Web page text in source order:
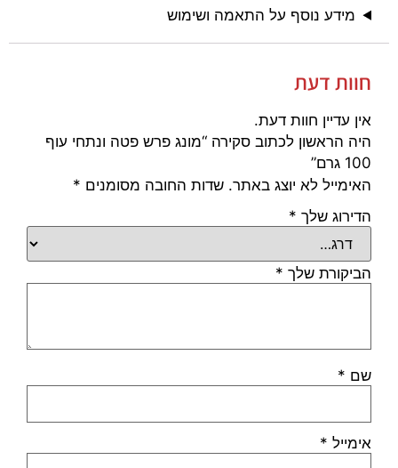
מידע נוסף על התאמה ושימוש
חוות דעת
אין עדיין חוות דעת.
היה הראשון לכתוב סקירה “מונג פרש פטה ונתחי עוף
100 גרם”
האימייל לא יוצג באתר. שדות החובה מסומנים *
הדירוג שלך *
הביקורת שלך *
שם *
אימייל *